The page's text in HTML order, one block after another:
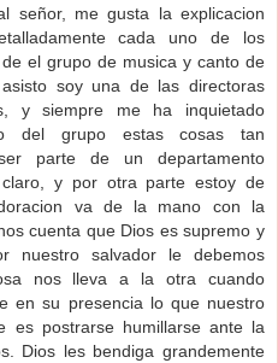
señor, me gusta la explicacion
cada uno de los
el grupo de musica y canto de
soy una de las directoras
y siempre me ha inquietado
del grupo estas cosas tan
parte de un departamento
y por otra parte estoy de
va de la mano con la
cuenta que Dios es supremo y
nuestro salvador le debemos
nos lleva a la otra cuando
en su presencia lo que nuestro
es postrarse humillarse ante la
Dios les bendiga grandemente